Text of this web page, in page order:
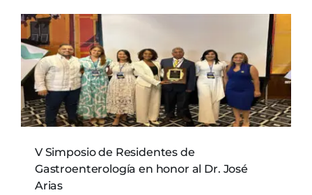
V Simposio de Residentes de
Gastroenterología en honor al Dr. José
Arias